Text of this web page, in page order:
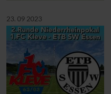
23. 09 2023